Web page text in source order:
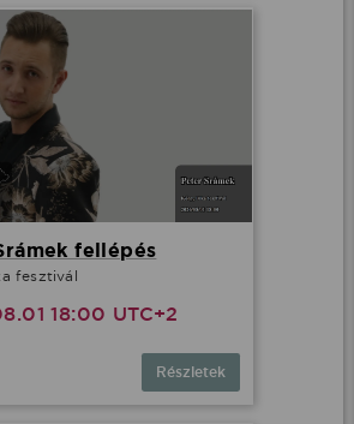
fellépés
fesztivál
18:00 UTC+2
Részletek